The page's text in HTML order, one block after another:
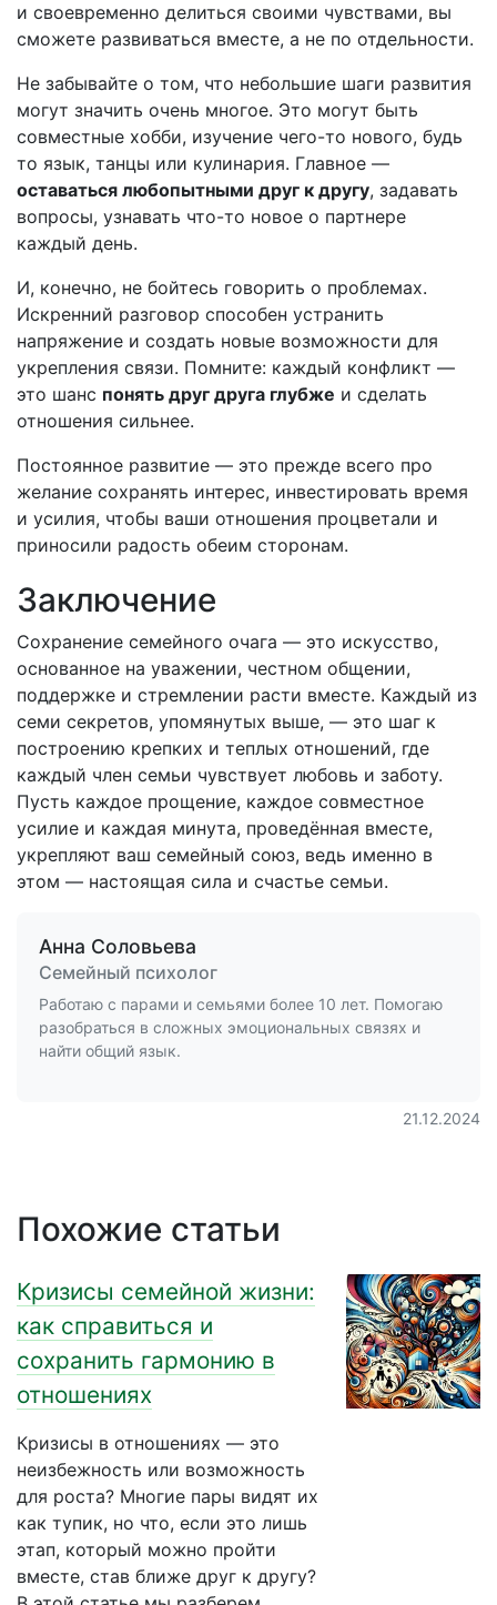
и своевременно делиться своими чувствами, вы
сможете развиваться вместе, а не по отдельности.
Не забывайте о том, что небольшие шаги развития
могут значить очень многое. Это могут быть
совместные хобби, изучение чего-то нового, будь
то язык, танцы или кулинария. Главное —
оставаться любопытными друг к другу, задавать
вопросы, узнавать что-то новое о партнере
каждый день.
И, конечно, не бойтесь говорить о проблемах.
Искренний разговор способен устранить
напряжение и создать новые возможности для
укрепления связи. Помните: каждый конфликт —
это шанс понять друг друга глубже и сделать
отношения сильнее.
Постоянное развитие — это прежде всего про
желание сохранять интерес, инвестировать время
и усилия, чтобы ваши отношения процветали и
приносили радость обеим сторонам.
Заключение
Сохранение семейного очага — это искусство,
основанное на уважении, честном общении,
поддержке и стремлении расти вместе. Каждый из
семи секретов, упомянутых выше, — это шаг к
построению крепких и теплых отношений, где
каждый член семьи чувствует любовь и заботу.
Пусть каждое прощение, каждое совместное
усилие и каждая минута, проведённая вместе,
укрепляют ваш семейный союз, ведь именно в
этом — настоящая сила и счастье семьи.
Анна Соловьева
Семейный психолог
Работаю с парами и семьями более 10 лет. Помогаю
разобраться в сложных эмоциональных связях и
найти общий язык.
21.12.2024
Похожие статьи
Кризисы семейной жизни:
как справиться и
сохранить гармонию в
отношениях
Кризисы в отношениях — это
неизбежность или возможность
для роста? Многие пары видят их
как тупик, но что, если это лишь
этап, который можно пройти
вместе, став ближе друг к другу?